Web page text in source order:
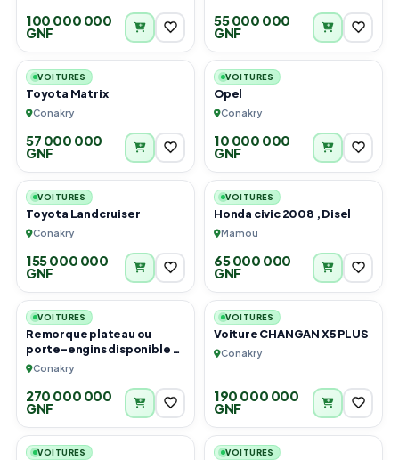
100 000 000
GNF
55 000 000
GNF
6
VOITURES
Toyota Matrix
Conakry
57 000 000
GNF
6
VOITURES
Opel
Conakry
10 000 000
GNF
6
VOITURES
Toyota Landcruiser
Conakry
155 000 000
GNF
4
VOITURES
Honda civic 2008 , Disel
Mamou
65 000 000
GNF
4
VOITURES
Remorque plateau ou
porte-engins disponible à
Conakry
Conakry
270 000 000
GNF
5
VOITURES
Voiture CHANGAN X5 PLUS
Conakry
190 000 000
GNF
3
VOITURES
6
VOITURES